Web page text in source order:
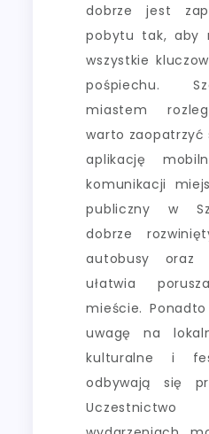
dobrze jest
pobytu tak, aby
wszystkie
pośpiechu.
miastem
warto zaopatrzyć
aplikację
komunikacji
publiczny w
dobrze
autobusy oraz
ułatwia
mieście.
uwagę na
kulturalne i
odbywają się